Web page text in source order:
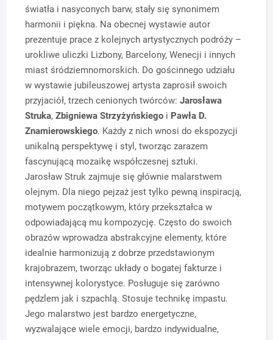
światła i nasyconych barw, stały się synonimem
harmonii i piękna. Na obecnej wystawie autor
prezentuje prace z kolejnych artystycznych podróży –
urokliwe uliczki Lizbony, Barcelony, Wenecji i innych
miast śródziemnomorskich. Do gościnnego udziału
w wystawie jubileuszowej artysta zaprosił swoich
przyjaciół, trzech cenionych twórców:Jarosława
Struka,Zbigniewa Strzyżyńskiego i Pawła D.
Znamierowskiego. Każdy z nich wnosi do ekspozycji
unikalną perspektywę i styl, tworząc zarazem
fascynującą mozaikę współczesnej sztuki.
Jarosław Struk zajmuje się głównie malarstwem
olejnym. Dla niego pejzaż jest tylko pewną inspiracją,
motywem początkowym, który przekształca w
odpowiadającą mu kompozycję. Często do swoich
obrazów wprowadza abstrakcyjne elementy, które
idealnie harmonizują z dobrze przedstawionym
krajobrazem, tworząc układy o bogatej fakturze i
intensywnej kolorystyce. Posługuje się zarówno
pędzlem jak i szpachlą. Stosuje technikę impastu.
Jego malarstwo jest bardzo energetyczne,
wyzwalające wiele emocji, bardzo indywidualne,